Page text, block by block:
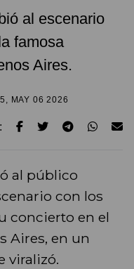
al escenario
famosa
Aires.
MAY 06 2026
al público
con los
concierto en el
Aires, en un
viralizó.